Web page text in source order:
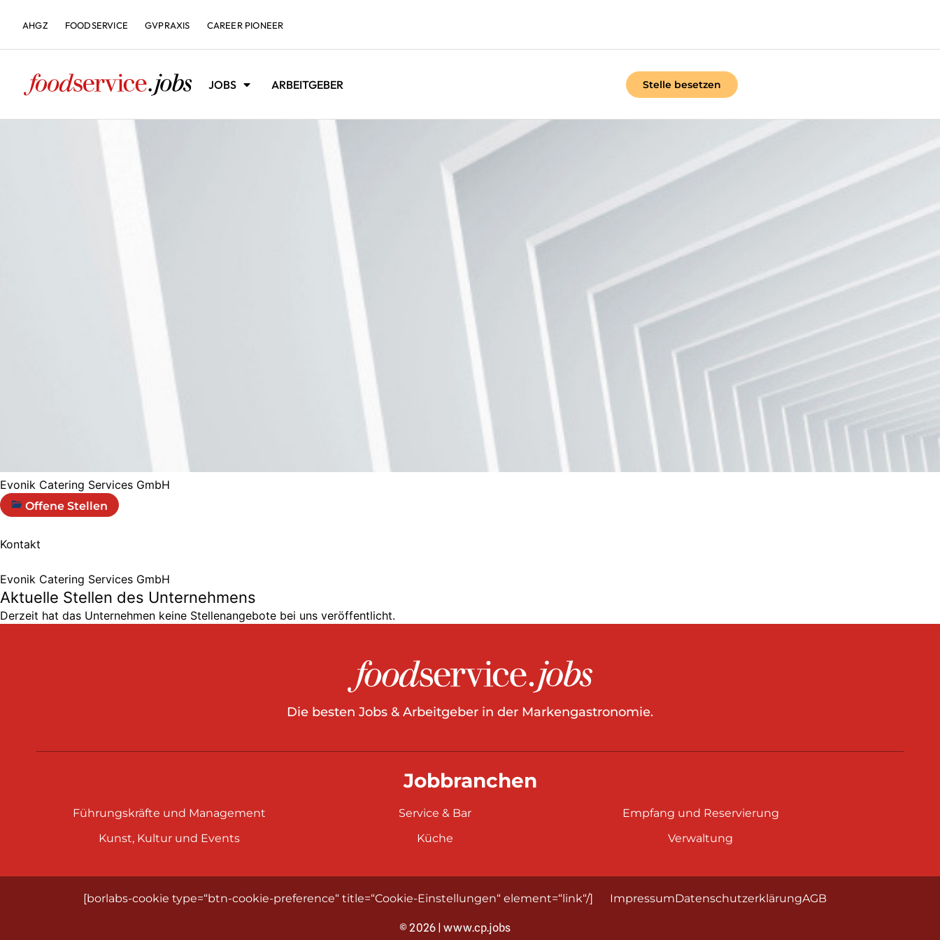
AHGZ FOODSERVICE GVPRAXIS CAREER PIONEER
JOBS ARBEITGEBER Stelle besetzen
Evonik Catering Services GmbH
Offene Stellen
Kontakt
Evonik Catering Services GmbH
Aktuelle Stellen des Unternehmens
Derzeit hat das Unternehmen keine Stellenangebote bei uns veröffentlicht.
Die besten Jobs & Arbeitgeber in der Markengastronomie.
Jobbranchen
Führungskräfte und Management
Kunst, Kultur und Events
Service & Bar
Küche
Empfang und Reservierung
Verwaltung
[borlabs-cookie type=“btn-cookie-preference“ title=“Cookie-Einstellungen“ element=“link“/] ImpressumDatenschutzerklärungAGB
© 2026 | www.cp.jobs